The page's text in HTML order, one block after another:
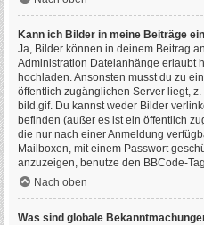
Kann ich Bilder in meine Beiträge
Ja, Bilder können in deinem Beitrag
Administration Dateianhänge erlaubt
hochladen. Ansonsten musst du zu
öffentlich zugänglichen Server liegt,
bild.gif. Du kannst weder Bilder
befinden (außer es ist ein öffentlich
die nur nach einer Anmeldung
Mailboxen, mit einem Passwort
anzuzeigen, benutze den BBCode-Tag
Nach oben
Was sind globale